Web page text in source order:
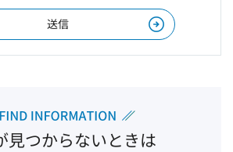
見つからないときは